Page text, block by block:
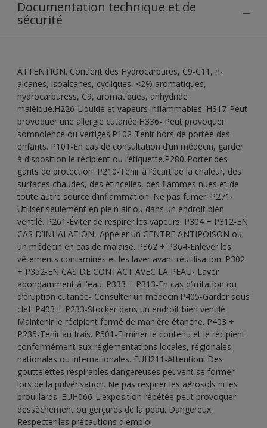
Documentation technique et de
sécurité
ATTENTION. Contient des Hydrocarbures, C9-C11, n-
alcanes, isoalcanes, cycliques, <2% aromatiques,
hydrocarburess, C9, aromatiques, anhydride
maléique.H226-Liquide et vapeurs inflammables. H317-Peut
provoquer une allergie cutanée.H336- Peut provoquer
somnolence ou vertiges.P102-Tenir hors de portée des
enfants. P101-En cas de consultation d’un médecin, garder
à disposition le récipient ou l’étiquette.P280-Porter des
gants de protection. P210-Tenir à l’écart de la chaleur, des
surfaces chaudes, des étincelles, des flammes nues et de
toute autre source d’inflammation. Ne pas fumer. P271-
Utiliser seulement en plein air ou dans un endroit bien
ventilé. P261-Éviter de respirer les vapeurs. P304 + P312-EN
CAS D’INHALATION- Appeler un CENTRE ANTIPOISON ou
un médecin en cas de malaise. P362 + P364-Enlever les
vêtements contaminés et les laver avant réutilisation. P302
+ P352-EN CAS DE CONTACT AVEC LA PEAU- Laver
abondamment à l'eau. P333 + P313-En cas d’irritation ou
d’éruption cutanée- Consulter un médecin.P405-Garder sous
clef. P403 + P233-Stocker dans un endroit bien ventilé.
Maintenir le récipient fermé de manière étanche. P403 +
P235-Tenir au frais. P501-Eliminer le contenu et le récipient
conformément aux réglementations locales, régionales,
nationales ou internationales. EUH211-Attention! Des
gouttelettes respirables dangereuses peuvent se former
lors de la pulvérisation. Ne pas respirer les aérosols ni les
brouillards. EUH066-L'exposition répétée peut provoquer
dessèchement ou gerçures de la peau. Dangereux.
Respecter les précautions d'emploi